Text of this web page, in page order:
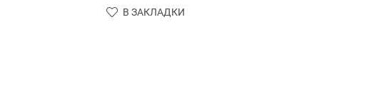
В ЗАКЛАДКИ